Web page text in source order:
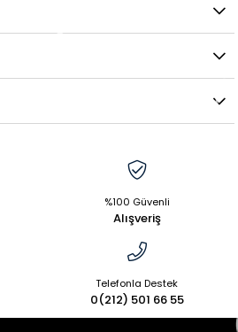
%100 Güvenli
Alışveriş
Telefonla Destek
0(212) 501 66 55